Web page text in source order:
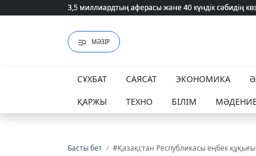
3,5 миллиардтың аферасы және 40 күндік сәбидің
3,5 миллиардтың аферасы және 40 күндік сәбидің
МӘЗІР
СҰХБАТ САЯСАТ ЭКОНОМИКА
ҚАРЖЫ
ТЕХНО БІЛІМ
Басты бет / #Қазақстан Республикасы еңбек